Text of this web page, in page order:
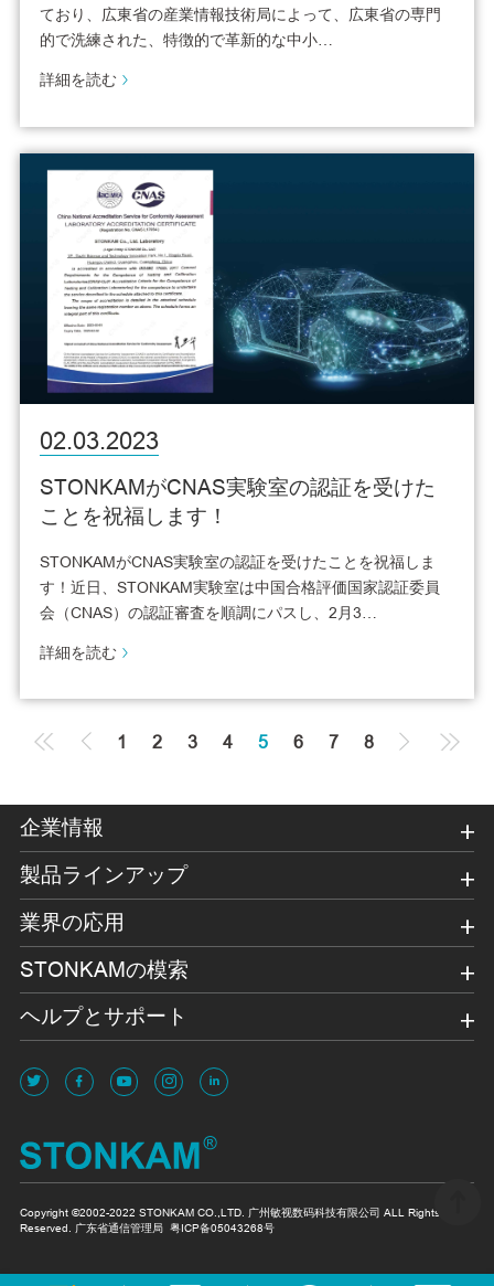
ており、広東省の産業情報技術局によって、広東省の専門
的で洗練された、特徴的で革新的な中小…
詳細を読む
02.03.2023
STONKAMがCNAS実験室の認証を受けた
ことを祝福します！
STONKAMがCNAS実験室の認証を受けたことを祝福しま
す！近日、STONKAM実験室は中国合格評価国家認証委員
会（CNAS）の認証審査を順調にパスし、2月3…
詳細を読む
1 2 3 4 5 6 7 8
企業情報
製品ラインアップ
業界の応用
STONKAMの模索
ヘルプとサポート
Copyright ©2002-2022 STONKAM CO.,LTD. 广州敏视数码科技有限公司 ALL Rights
Reserved. 广东省通信管理局 粤ICP备05043268号